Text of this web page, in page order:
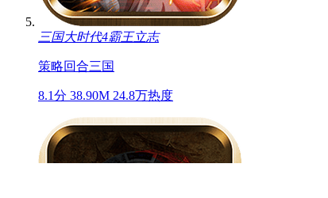
三国大时代4霸王立志
策略回合三国
8.1分 38.90M 24.8万热度